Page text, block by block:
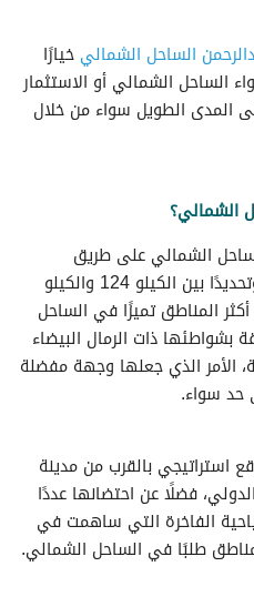
الساحل الشمالي خيارًا
الساحل الشمالي أو الاستثمار
المدى الطويل سواء من خلال
الشمالي؟
الشمالي على طريق
الإسكندرية – مطروح الساحلي، وتحديدًا بين الكيلو 124 والكيلو
أكثر المناطق تميزًا في الساحل
ذات الرمال البيضاء
الأمر الذي جعلها وجهة مفضلة
حد سواء.
استراتيجي بالقرب من مدينة
فضلًا عن احتضانها عددًا
الفاخرة التي ساهمت في
طلبًا في الساحل الشمالي.